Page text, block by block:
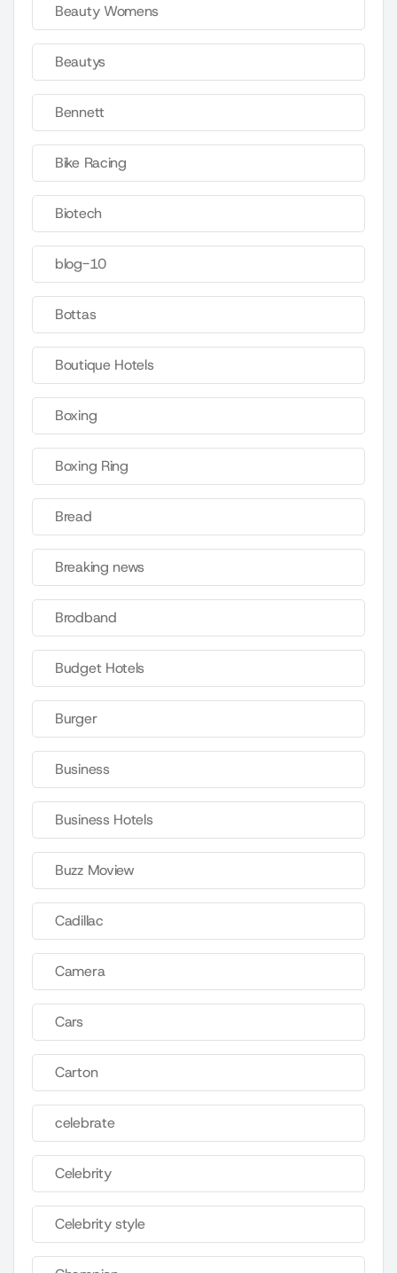
Beauty Womens
Beautys
Bennett
Bike Racing
Biotech
blog-10
Bottas
Boutique Hotels
Boxing
Boxing Ring
Bread
Breaking news
Brodband
Budget Hotels
Burger
Business
Business Hotels
Buzz Moview
Cadillac
Camera
Cars
Carton
celebrate
Celebrity
Celebrity style